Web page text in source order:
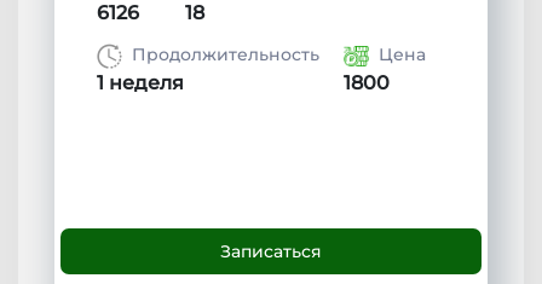
6126 18
Продолжительность
1 неделя
Цена
1800
Записаться